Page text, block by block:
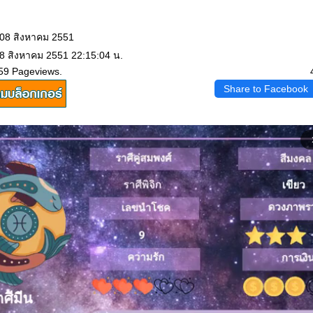
สิงหาคม 2551
สิงหาคม 2551 22:15:04 น.
Pageviews.
Share to Facebook